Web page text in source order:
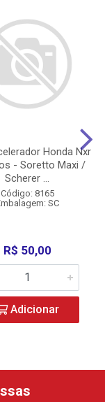
Honda Nxr
- Soretto Maxi /
Scherer ...
Código: 8165
SC
R$ 50,00
Adicionar